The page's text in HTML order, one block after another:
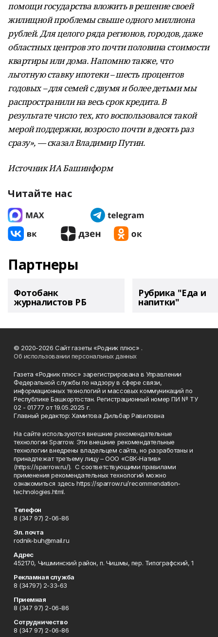
помощи государства вложить в решение своей
жилищной проблемы свыше одного миллиона
рублей. Для целого ряда регионов, городов, даже
областных центров это почти половина стоимости
квартиры или дома. Напомню также, что
льготную ставку ипотеки – шесть процентов
годовых – для семей с двумя и более детьми мы
распространили на весь срок кредита. В
результате число тех, кто воспользовался такой
мерой поддержки, возросло почти в десять раз
сразу», — сказал Владимир Путин.
Источник ИА Башинформ
Читайте нас
Партнеры
Фотобанк
журналистов РБ
Рубрика "Еда и
напитки"
© 2020-2026 Сайт газеты «Родник плюс» .
Об использовании персональных данных
Газета «Родник плюс» зарегистрирована в Управлении
Федеральной службы по надзору в сфере связи,
информационных технологий и массовых коммуникаций по
Республике Башкортостан. Регистрационный номер ПИ № ТУ
02 - 01777 от 19.05.2025 г.
Главный редактор: Хамитова Дильбар Равиловна
На сайте используются внешние рекомендательные
технологии Sparrow. Эти внешние рекомендательные
технологии внедрены владельцем сайта, но разработаны и
принадлежат третьему лицу – ООО «СВК-Натив»
(https://sparrow.ru/). С соответствующими правилами
применения рекомендательных технологий можно
ознакомиться здесь https://sparrow.ru/recommendation-
technologies.html.
Телефон
8 (347 97) 2-06-86
Эл. почта
rodnik-buh@mail.ru
Адрес
452170, Чишминский район, п. Чишмы, пер. Типографский, 1
Рекламная служба
8 (34797) 2-33-63
Приемная
8 (347 97) 2-06-86
Сотрудничество
8 (347 97) 2-06-86